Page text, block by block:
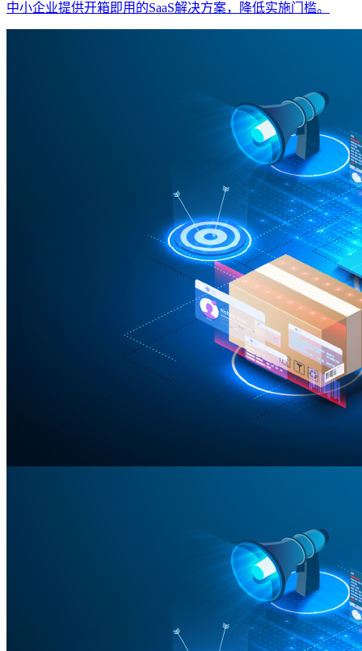
中小企业提供开箱即用的SaaS解决方案，降低实施门槛。